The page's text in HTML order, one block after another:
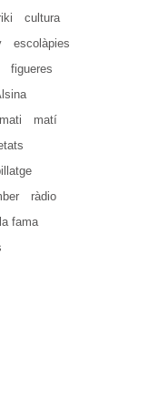
cultura
escolàpies
figueres
mati
matí
ràdio
fama